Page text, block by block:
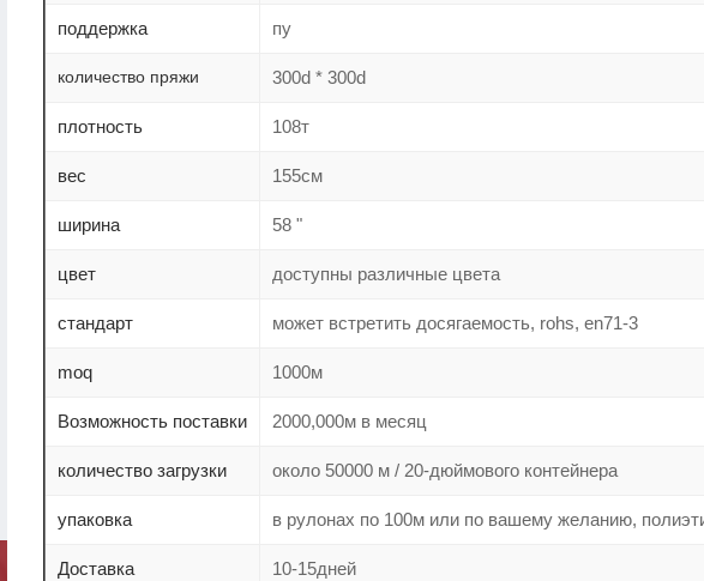
поддержка пу
количество пряжи 300d * 300d
плотность 108т
вес 155см
ширина 58 "
цвет доступны различные цвета
стандарт может встретить досягаемость, rohs, en71-3
moq 1000м
Возможность поставки 2000,000м в месяц
количество загрузки около 50000 м / 20-дюймового контейнера
упаковка в рулонах по 100м или по вашему желанию,
Доставка 10-15дней